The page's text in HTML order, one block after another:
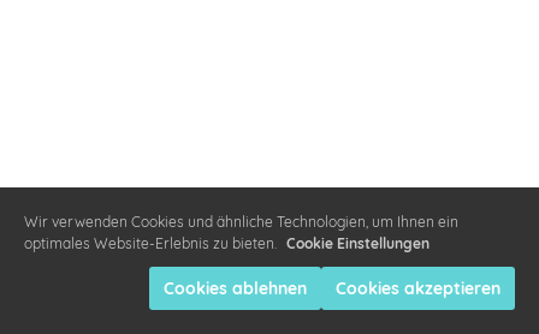
Wir verwenden Cookies und ähnliche Technologien, um Ihnen ein
optimales Website-Erlebnis zu bieten. Cookie Einstellungen
Cookies ablehnen Cookies akzeptieren